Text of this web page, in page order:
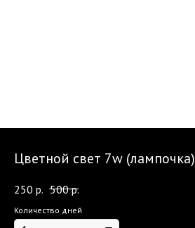
Цветной свет 7w (лампочка)
250 р. 500 р.
Количество дней